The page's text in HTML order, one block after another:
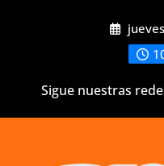
Sigue nuestras